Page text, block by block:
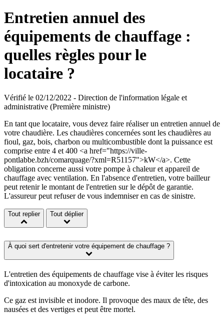
Entretien annuel des
équipements de chauffage :
quelles règles pour le
locataire ?
Vérifié le 02/12/2022 - Direction de l'information légale et
administrative (Première ministre)
En tant que locataire, vous devez faire réaliser un entretien annuel de
votre chaudière. Les chaudières concernées sont les chaudières au
fioul, gaz, bois, charbon ou multicombustible dont la puissance est
comprise entre 4 et 400 <a href="https://ville-
pontlabbe.bzh/comarquage/?xml=R51157">kW</a>. Cette
obligation concerne aussi votre pompe à chaleur et appareil de
chauffage avec ventilation. En l'absence d'entretien, votre bailleur
peut retenir le montant de l'entretien sur le dépôt de garantie.
L'assureur peut refuser de vous indemniser en cas de sinistre.
Tout replier Tout déplier
À quoi sert d'entretenir votre équipement de chauffage ?
L'entretien des équipements de chauffage vise à éviter les risques
d'intoxication au monoxyde de carbone.
Ce gaz est invisible et inodore. Il provoque des maux de tête, des
nausées et des vertiges et peut être mortel.